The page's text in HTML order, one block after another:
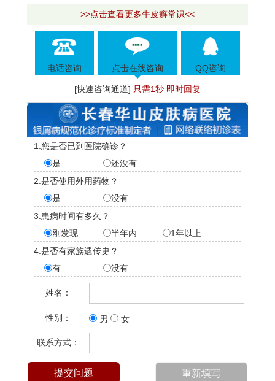
>>点击查看更多牛皮癣常识<<
电话咨询 点击在线咨询 QQ咨询
[快速咨询通道] 只需1秒 即时回复
1.您是否已到医院确诊？
是
还没有
2.是否使用外用药物？
是
没有
3.患病时间有多久？
刚发现
半年内
1年以上
4.是否有家族遗传史？
有
没有
姓名：
性别： 男 女
联系方式：